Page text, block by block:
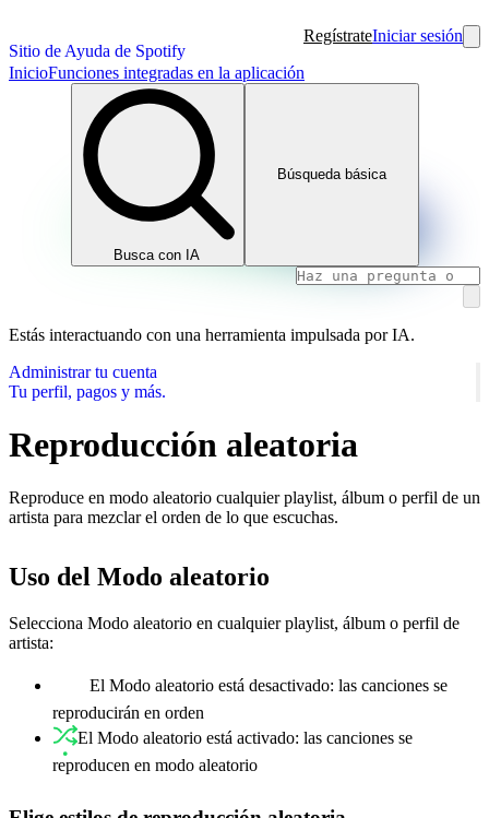
Sitio de Ayuda de Spotify
RegístrateIniciar sesión
InicioFunciones integradas en la aplicación
Busca con IA
Búsqueda básica
Estás interactuando con una herramienta impulsada por IA.
Administrar tu cuenta
Tu perfil, pagos y más.
Reproducción aleatoria
Reproduce en modo aleatorio cualquier playlist, álbum o perfil de un
artista para mezclar el orden de lo que escuchas.
Uso del Modo aleatorio
Selecciona Modo aleatorio en cualquier playlist, álbum o perfil de
artista:
El Modo aleatorio está desactivado: las canciones se
reproducirán en orden
El Modo aleatorio está activado: las canciones se
reproducen en modo aleatorio